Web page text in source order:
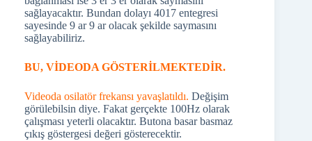
sağlayacaktır. Bundan dolayı 4017 entegresi
sayesinde 9 ar 9 ar olacak şekilde saymasını
sağlayabiliriz.
BU, VİDEODA GÖSTERİLMEKTEDİR.
Videoda osilatör frekansı yavaşlatıldı. Değişim
görülebilsin diye. Fakat gerçekte 100Hz olarak
çalışması yeterli olacaktır. Butona basar basmaz
çıkış göstergesi değeri gösterecektir.